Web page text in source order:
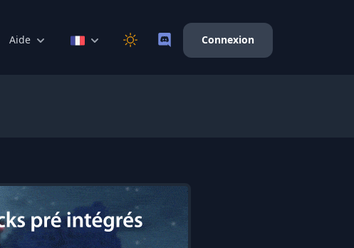
Aide Connexion